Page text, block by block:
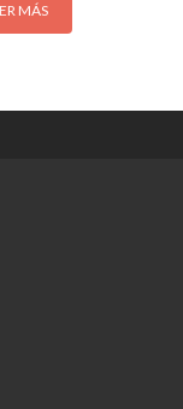
MÁS